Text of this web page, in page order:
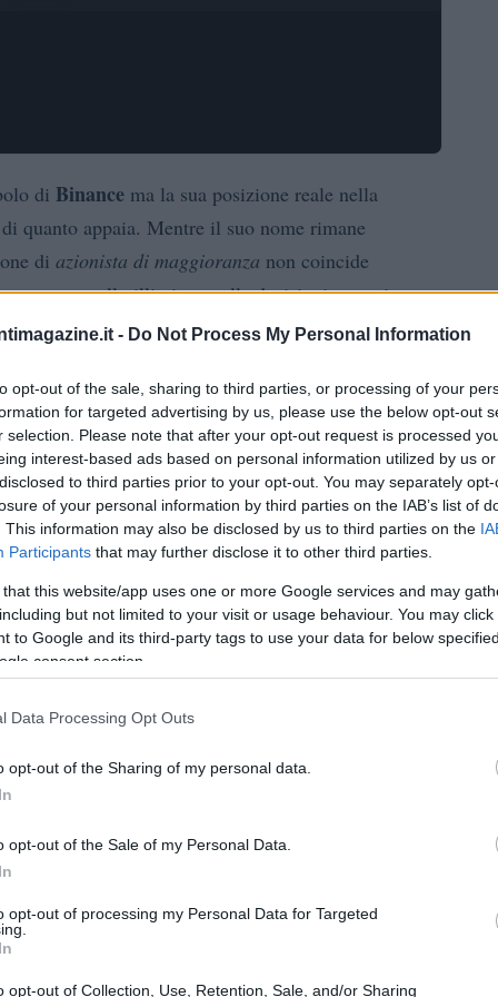
- Do Not Process My Personal Information
opt-out of the sale, sharing to third parties, or processing of your
for targeted advertising by us, please use the below opt-out
selection. Please note that after your opt-out request is processed
interest-based ads based on personal information utilized by us
to third parties prior to your opt-out. You may separately
of your personal information by third parties on the IAB’s list of
This information may also be disclosed by us to third parties on the
Participants that may further disclose it to other third parties.
that this website/app uses one or more Google services and may
but not limited to your visit or usage behaviour. You may
to Google and its third-party tags to use your data for below
consent section.
Data Processing Opt Outs
opt-out of the Sharing of my personal data.
opt-out of the Sale of my Personal Data.
opt-out of processing my Personal Data for Targeted
opt-out of Collection, Use, Retention, Sale, and/or Sharing
di Binance ma la sua posizione reale nella
quanto appaia. Mentre il suo nome rimane
di azionista di maggioranza non coincide
un controllo illimitato sulle decisioni operative e
ricostruisce la struttura proprietaria nota, gli
conseguenze per utenti e mercati.
tra possesso e controllo
una quota rilevante del capitale, ma nel caso
tra holding, entità registrate in giurisdizioni diverse e
nel settore crypto usano una combinazione di
che separano la proprietà economica dalla
avere una larga partecipazione finanziaria senza
su decisioni legali o normative che
di un azionista è il complesso quadro regolatorio
assunti dalle entità di Binance in diversi
di controllo. Questi vincoli possono includere
tra azionisti e la necessità di rispettare requisiti
anche un azionista di riferimento non può
di compliance senza passare per procedure